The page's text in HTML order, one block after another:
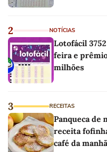
2 NOTÍCIAS
Lotofácil
feira e
milhões
3 RECEITAS
Panqueca de
receita
café da manhã